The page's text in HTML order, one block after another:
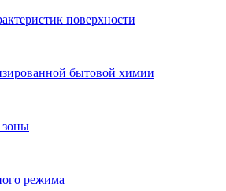
поверхности
бытовой химии
зоны
режима